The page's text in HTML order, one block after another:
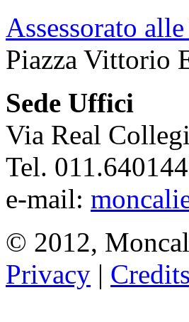
Assessorato
Piazza Vittorio
Sede Uffici
Via Real
Tel.
e-mail:
© 2012,
Privacy | Credits